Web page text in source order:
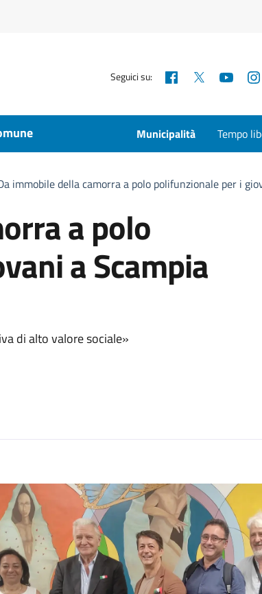
Seguici su: Facebook
Municipalità Tempo
immobile della camorra a polo polifunzionale per i
a polo
a Scampia
di alto valore sociale»